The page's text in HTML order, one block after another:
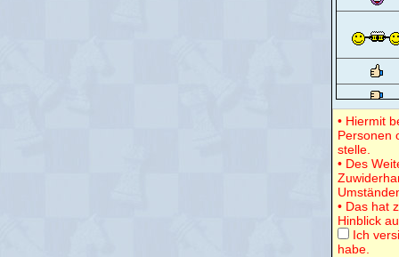
• Hiermit
Personen
stelle.
• Des
• Das hat
Hinblick
Ich
habe.